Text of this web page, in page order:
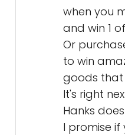
when you
and win 1
Or
to win
goods that
It's right
Hanks
I promise